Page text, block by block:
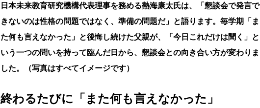
日本未来教育研究機構代表理事を務める熱海康太氏は、「懇談会で発言で
きないのは性格の問題ではなく、準備の問題だ」と語ります。毎学期「ま
た何も言えなかった」と後悔し続けた父親が、「今日これだけは聞く」と
いう一つの問いを持って臨んだ日から、懇談会との向き合い方が変わりま
した。（写真はすべてイメージです）
終わるたびに「また何も言えなかった」